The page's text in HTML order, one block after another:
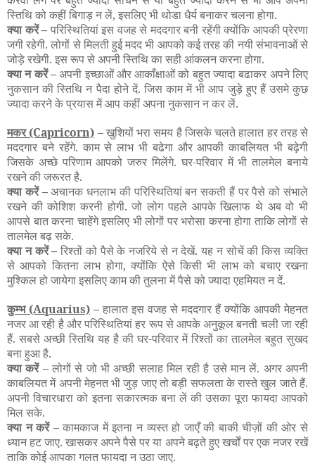
स्तिथि को कहीं बिगाड़ न लें, इसलिए भी थोडा धैर्य बनाकर चलना होगा.
क्या करें – परिस्थितियां इस वजह से मददगार बनी रहेंगी क्योंकि आपकी प्रेरणा
जगी रहेगी. लोगों से मिलती हुई मदद भी आपको कई तरह की नयी संभावनाओं से
जोड़े रखेगी. इस रूप से अपनी स्तिथि का सही आंकलन करना होगा.
क्या न करें –अपनी इच्छाओं और आकाँक्षाओं को बहुत ज्यादा बढाकर अपने लिए
नुकसान की स्तिथि न पैदा होने दें. जिस काम में भी आप जुड़े हुए हैं उसमे कुछ
ज्यादा करने के प्रयास में आप कहीं अपना नुकसान न कर लें.
मकर(Capricorn) – खुशियों भरा समय है जिसके चलते हालात हर तरह से
मददगार बने रहेंगे. काम से लाभ भी बढेगा और आपकी काबलियत भी बढ़ेगी
जिसके अच्छे परिणाम आपको जरुर मिलेंगे. घर-परिवार में भी तालमेल बनाये
रखने की जरूरत है.
क्या करें –अचानक धनलाभ की परिस्थितियां बन सकती हैं पर पैसे को संभाले
रखने की कोशिश करनी होगी. जो लोग पहले आपके खिलाफ थे अब वो भी
आपसे बात करना चाहेंगे इसलिए भी लोगों पर भरोसा करना होगा ताकि लोगों से
तालमेल बढ़ सके.
क्या न करें –रिश्तों को पैसे के नजरिये से न देखें. यह न सोचें की किस व्यक्ति
से आपको कितना लाभ होगा, क्योंकि ऐसे किसी भी लाभ को बचाए रखना
मुश्किल हो जायेगा इसलिए काम की तुलना में पैसे को ज्यादा एहमियत न दें.
कुम्भ(Aquarius) – हालात इस वजह से मददगार हैं क्योंकि आपकी मेहनत
नजर आ रही है और परिस्थितियां हर रूप से आपके अनुकूल बनती चली जा रही
हैं. सबसे अच्छी स्तिथि यह है की घर-परिवार में रिश्तों का तालमेल बहुत सुखद
बना हुआ है.
क्या करें – लोगों से जो भी अच्छी सलाह मिल रही है उसे मान लें. अगर अपनी
काबलियत में अपनी मेहनत भी जुड़ जाए तो बड़ी सफलता के रास्ते खुल जाते हैं.
अपनी विचारधारा को इतना सकारत्मक बना लें की उसका पूरा फायदा आपको
मिल सके.
क्या न करें –कामकाज में इतना न व्यस्त हो जाएँ की बाकी चीज़ों की ओर से
ध्यान हट जाए. खासकर अपने पैसे पर या अपने बढ़ते हुए खर्चों पर एक नजर रखें
ताकि कोई आपका गलत फायदा न उठा जाए.